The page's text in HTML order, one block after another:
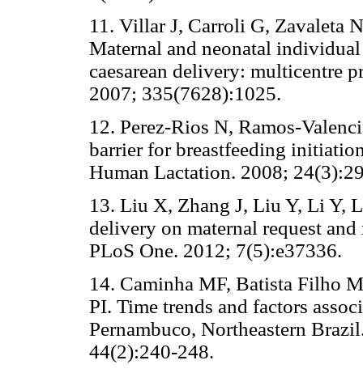
11. Villar J, Carroli G, Zavaleta
Maternal and neonatal
caesarean delivery: multicentre
2007; 335(7628):1025.
12. Perez-Rios N, Ramos-
barrier for breastfeeding
Human Lactation. 2008;
13. Liu X, Zhang J, Liu Y, Li Y,
delivery on maternal request
PLoS One. 2012; 7(5):e37336.
14. Caminha MF, Batista Filho
PI. Time trends and factors
Pernambuco, Northeastern
44(2):240-248.